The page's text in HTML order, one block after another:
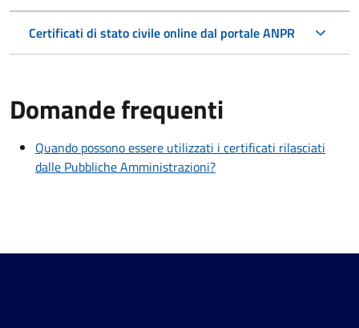
Certificati di stato civile online dal portale ANPR
Domande frequenti
Quando possono essere utilizzati i certificati rilasciati
dalle Pubbliche Amministrazioni?